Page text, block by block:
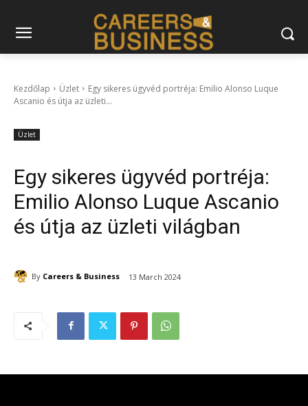
Kezdőlap Üzlet
Egy sikeres ügyvéd portréja: Emilio Alonso Luque
Ascanio és útja az üzleti...
Üzlet
Egy sikeres ügyvéd portréja:
Emilio Alonso Luque Ascanio
és útja az üzleti világban
By Careers & Business 13 March 2024